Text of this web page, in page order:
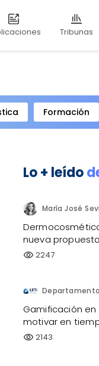
Tribunas
Formación
Lo + leído
nueva
visibility 2247
Departamento
Gamificación
motivar en
visibility 2143